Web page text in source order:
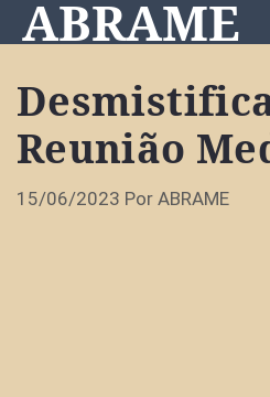
Pular
para
conteúdo
ABRAME
Reunião
15/06/2023 Por ABRAME